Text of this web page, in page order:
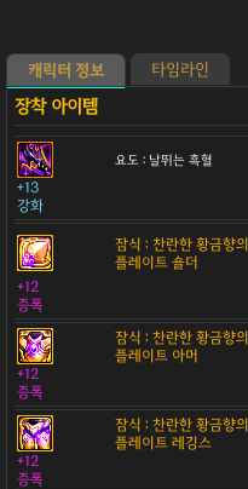
캐릭터 정보 타임라인
요도 : 날뛰는 흑혈
+13
강화
잠식 : 찬란한 황금향의
플레이트 숄더
+12
증폭
잠식 : 찬란한 황금향의
플레이트 아머
+12
증폭
잠식 : 찬란한 황금향의
플레이트 레깅스
+12
증폭